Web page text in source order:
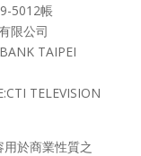
5012帳
限公司
TAIPEI
TELEVISION
於商業性質之